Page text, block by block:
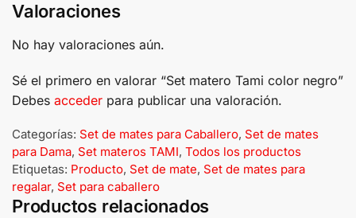
Valoraciones
No hay valoraciones aún.
Sé el primero en valorar “Set matero Tami color negro”
Debes acceder para publicar una valoración.
Categorías: Set de mates para Caballero, Set de mates
para Dama, Set materos TAMI, Todos los productos
Etiquetas: Producto, Set de mate, Set de mates para
regalar, Set para caballero
Productos relacionados